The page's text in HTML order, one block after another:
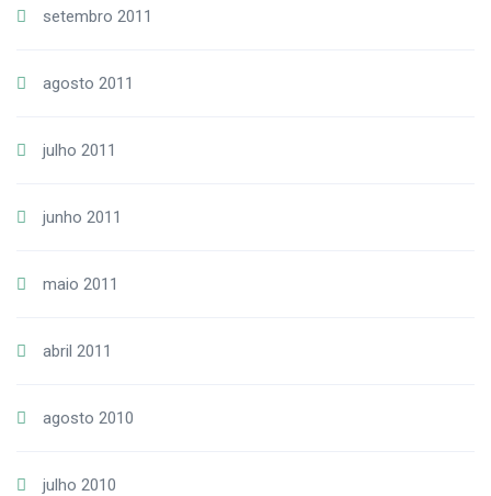
setembro 2011
agosto 2011
julho 2011
junho 2011
maio 2011
abril 2011
agosto 2010
julho 2010